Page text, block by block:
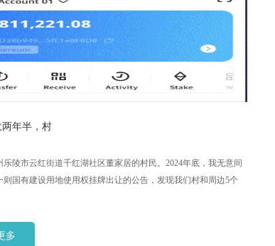
年半，村
乐陵市云红街道千红湖社区董家居的村民。2024年底，我无意间
则国有建设用地使用权挂牌出让的公告，发现我们村和周边5个
多